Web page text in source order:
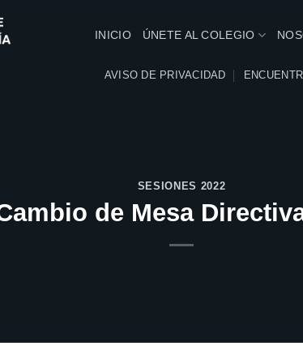
INICIO ÚNETE AL COLEGIO
AVISO DE PRIVACIDAD
SESIONES 2022
de Mesa